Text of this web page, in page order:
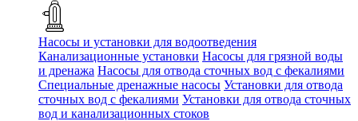
Насосы и установки для водоотведения
Канализационные установки Насосы для грязной воды
и дренажа Насосы для отвода сточных вод c фекалиями
Специальные дренажные насосы Установки для отвода
сточных вод c фекалиями Установки для отвода сточных
вод и канализационных стоков